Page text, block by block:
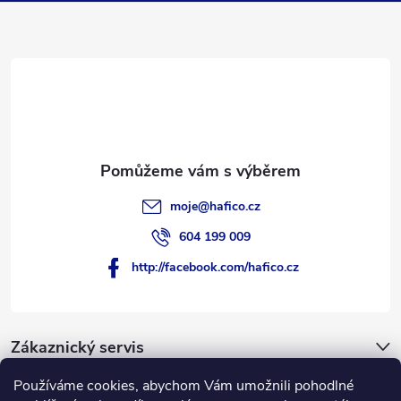
Používáme cookies, abychom Vám umožnili pohodlné
a
Zákaznický servis
moje@hafico.cz
604 199 009
http://facebook.com/hafico.cz